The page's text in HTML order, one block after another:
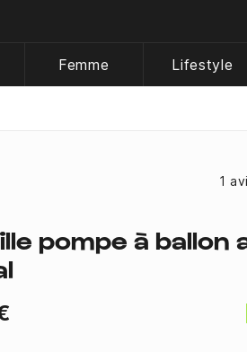
Femme Lifestyle
1
pompe à ballon